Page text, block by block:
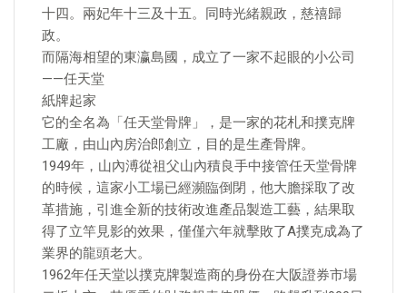
十四。兩妃年十三及十五。同時光緒親政，慈禧歸
政。
而隔海相望的東瀛島國，成立了一家不起眼的小公司
——任天堂
紙牌起家
它的全名為「任天堂骨牌」，是一家的花札和撲克牌
工廠，由山內房治郎創立，目的是生產骨牌。
1949年，山內溥從祖父山內積良手中接管任天堂骨牌
的時候，這家小工場已經瀕臨倒閉，他大膽採取了改
革措施，引進全新的技術改進產品製造工藝，結果取
得了立竿見影的效果，僅僅六年就擊敗了A撲克成為了
業界的龍頭老大。
1962年任天堂以撲克牌製造商的身份在大阪證券市場